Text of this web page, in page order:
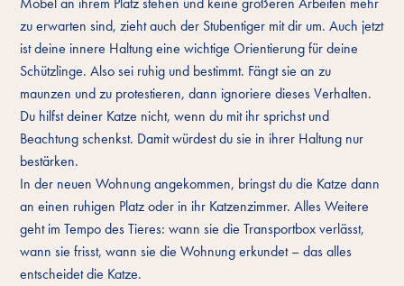
zu erwarten sind, zieht auch der Stubentiger mit dir um. Auch jetzt
ist deine innere Haltung eine wichtige Orientierung für deine
Schützlinge. Also sei ruhig und bestimmt. Fängt sie an zu
maunzen und zu protestieren, dann ignoriere dieses Verhalten.
Du hilfst deiner Katze nicht, wenn du mit ihr sprichst und
Beachtung schenkst. Damit würdest du sie in ihrer Haltung nur
bestärken.
In der neuen Wohnung angekommen, bringst du die Katze dann
an einen ruhigen Platz oder in ihr Katzenzimmer. Alles Weitere
geht im Tempo des Tieres: wann sie die Transportbox verlässt,
wann sie frisst, wann sie die Wohnung erkundet – das alles
entscheidet die Katze.